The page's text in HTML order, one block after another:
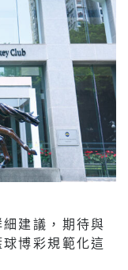
建議，期待與
博彩規範化這